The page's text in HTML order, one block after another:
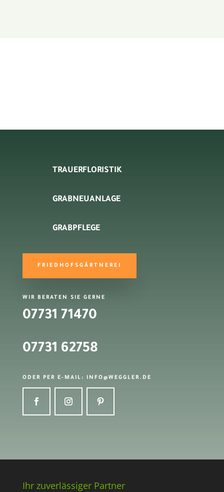
TRAUERFLORISTIK
GRABNEUANLAGE
GRABPFLEGE
FRIEDHOFSGÄRTNEREI
WIR BERATEN SIE GERNE
07731 71470
07731 62758
ODER PER E-MAIL: INFO@WEGGLER.DE
Ihr zuverlässiger Partner